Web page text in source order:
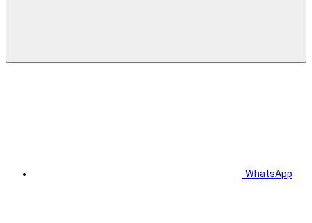
WhatsApp